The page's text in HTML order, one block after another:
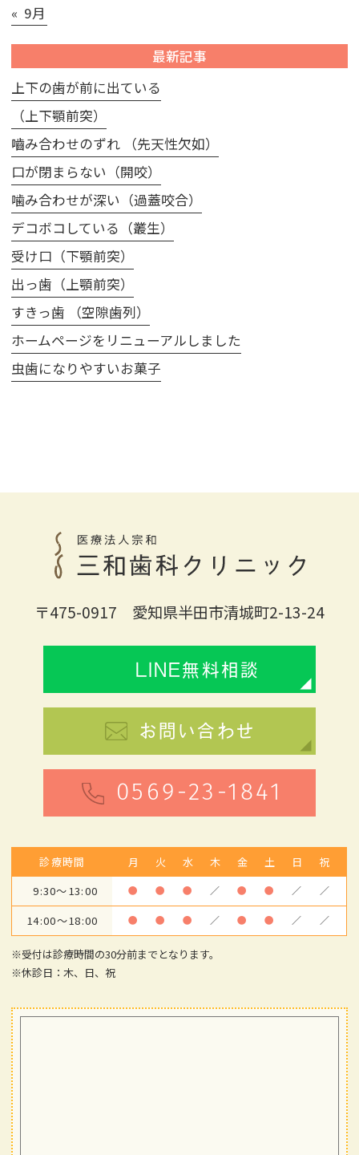
« 9月
最新記事
上下の歯が前に出ている
（上下顎前突）
嚙み合わせのずれ （先天性欠如）
口が閉まらない（開咬）
噛み合わせが深い（過蓋咬合）
デコボコしている（叢生）
受け口（下顎前突）
出っ歯（上顎前突）
すきっ歯 （空隙歯列）
ホームページをリニューアルしました
虫歯になりやすいお菓子
〒475-0917 愛知県半田市清城町2-13-24
LINE無料相談
お問い合わせ
0569-23-1841
診療時間 月 火 水 木 金 土 日
祝
9:30～13:00
● ● ● ／ ● ● ／ ／
14:00～18:00 ● ● ● ／ ● ● ／ ／
※受付は診療時間の30分前までとなります。
※休診日：木、日、祝